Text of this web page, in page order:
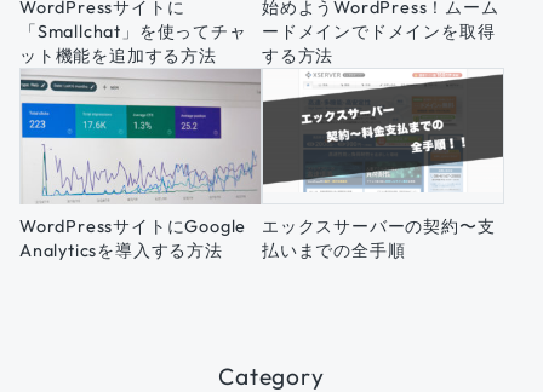
WordPressサイトに
「Smallchat」を使ってチャ
ット機能を追加する方法
始めようWordPress！ムーム
ードメインでドメインを取得
する方法
WordPressサイトにGoogle
Analyticsを導入する方法
エックスサーバーの契約〜支
払いまでの全手順
Category